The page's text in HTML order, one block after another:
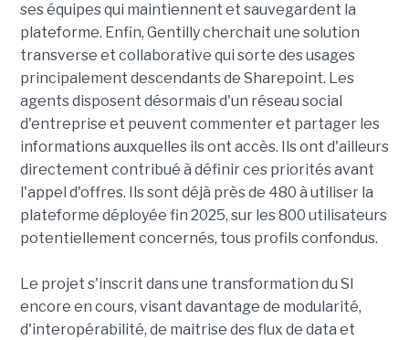
ses équipes qui maintiennent et sauvegardent la
plateforme. Enfin, Gentilly cherchait une solution
transverse et collaborative qui sorte des usages
principalement descendants de Sharepoint. Les
agents disposent désormais d'un réseau social
d'entreprise et peuvent commenter et partager les
informations auxquelles ils ont accès. Ils ont d'ailleurs
directement contribué à définir ces priorités avant
l'appel d'offres. Ils sont déjà près de 480 à utiliser la
plateforme déployée fin 2025, sur les 800 utilisateurs
potentiellement concernés, tous profils confondus.
Le projet s'inscrit dans une transformation du SI
encore en cours, visant davantage de modularité,
d'interopérabilité, de maitrise des flux de data et